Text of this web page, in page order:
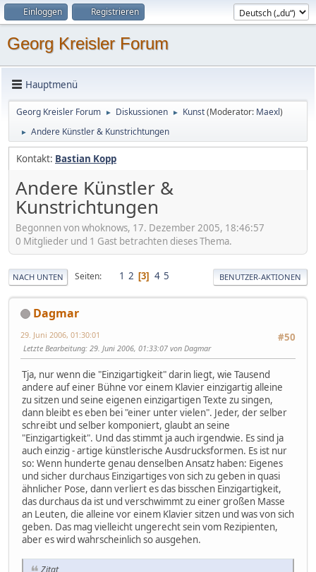
Einloggen Registrieren
Georg Kreisler Forum
Hauptmenü
Georg Kreisler Forum ► Diskussionen ► Kunst(Moderator: Maexl)
► Andere Künstler & Kunstrichtungen
Kontakt: Bastian Kopp
Andere Künstler &
Kunstrichtungen
Begonnen von whoknows, 17. Dezember 2005, 18:46:57
0 Mitglieder und 1 Gast betrachten dieses Thema.
NACH UNTEN Seiten 1 2 3 4 5 BENUTZER-AKTIONEN
Dagmar
#50
29. Juni 2006, 01:30:01
Letzte Bearbeitung: 29. Juni 2006, 01:33:07 von Dagmar
Tja, nur wenn die "Einzigartigkeit" darin liegt, wie Tausend
andere auf einer Bühne vor einem Klavier einzigartig alleine
zu sitzen und seine eigenen einzigartigen Texte zu singen,
dann bleibt es eben bei "einer unter vielen". Jeder, der selber
schreibt und selber komponiert, glaubt an seine
"Einzigartigkeit". Und das stimmt ja auch irgendwie. Es sind ja
auch einzig - artige künstlerische Ausdrucksformen. Es ist nur
so: Wenn hunderte genau denselben Ansatz haben: Eigenes
und sicher durchaus Einzigartiges von sich zu geben in quasi
ähnlicher Pose, dann verliert es das bisschen Einzigartigkeit,
das durchaus da ist und verschwimmt zu einer großen Masse
an Leuten, die alleine vor einem Klavier sitzen und was von sich
geben. Das mag vielleicht ungerecht sein vom Rezipienten,
aber es wird wahrscheinlich so ausgehen.
Zitat